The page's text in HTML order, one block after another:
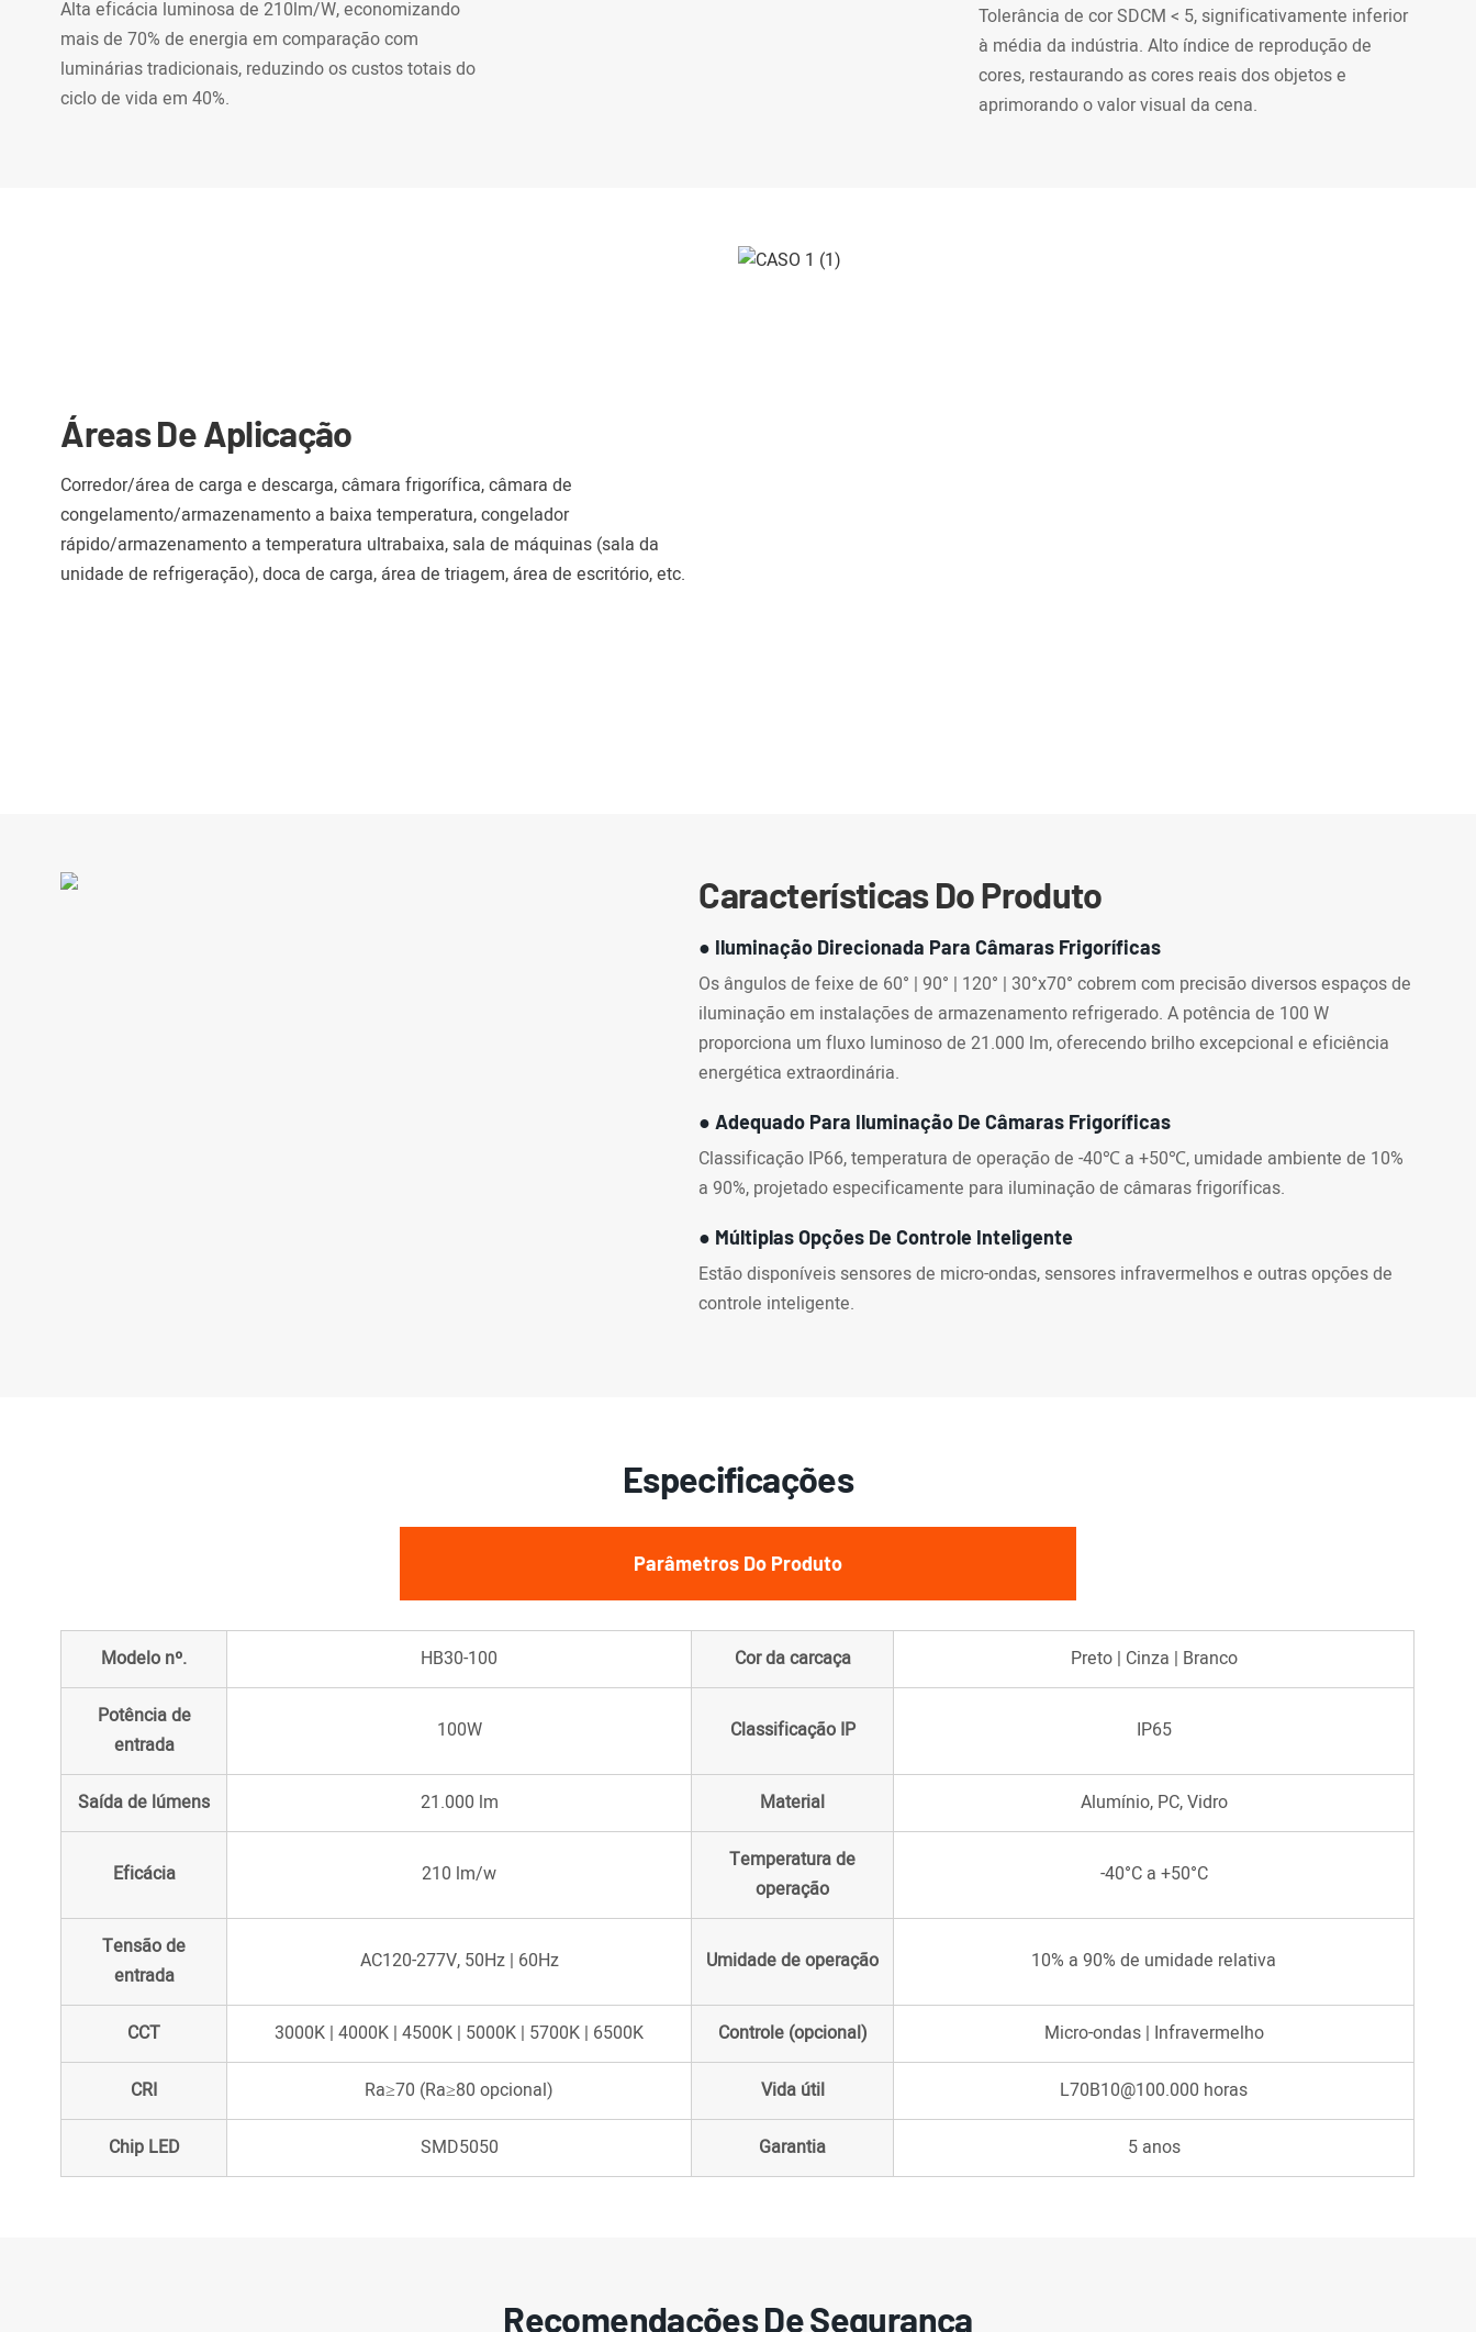
Alta eficácia luminosa de 210lm/W, economizando
mais de 70% de energia em comparação com
luminárias tradicionais, reduzindo os custos totais do
ciclo de vida em 40%.
Tolerância de cor SDCM < 5, significativamente inferior
à média da indústria. Alto índice de reprodução de
cores, restaurando as cores reais dos objetos e
aprimorando o valor visual da cena.
Áreas De Aplicação
Corredor/área de carga e descarga, câmara frigorífica, câmara de
congelamento/armazenamento a baixa temperatura, congelador
rápido/armazenamento a temperatura ultrabaixa, sala de máquinas (sala da
unidade de refrigeração), doca de carga, área de triagem, área de escritório, etc.
Características Do Produto
● Iluminação Direcionada Para Câmaras Frigoríficas
Os ângulos de feixe de 60° | 90° | 120° | 30°x70° cobrem com precisão diversos espaços de
iluminação em instalações de armazenamento refrigerado. A potência de 100 W
proporciona um fluxo luminoso de 21.000 lm, oferecendo brilho excepcional e eficiência
energética extraordinária.
● Adequado Para Iluminação De Câmaras Frigoríficas
Classificação IP66, temperatura de operação de -40℃ a +50℃, umidade ambiente de 10%
a 90%, projetado especificamente para iluminação de câmaras frigoríficas.
● Múltiplas Opções De Controle Inteligente
Estão disponíveis sensores de micro-ondas, sensores infravermelhos e outras opções de
controle inteligente.
Especificações
Parâmetros Do Produto
Modelo nº. HB30-100 Cor da carcaça Preto | Cinza | Branco
Potência de
entrada
100W Classificação IP IP65
Saída de lúmens 21.000 lm Material Alumínio, PC, Vidro
Eficácia 210 lm/w
Temperatura de
operação
-40°C a +50°C
Tensão de
entrada
AC120-277V, 50Hz | 60Hz Umidade de operação 10% a 90% de umidade relativa
CCT 3000K | 4000K | 4500K | 5000K | 5700K | 6500K Controle (opcional) Micro-ondas | Infravermelho
CRI Ra≥70 (Ra≥80 opcional) Vida útil L70B10@100.000 horas
Chip LED SMD5050 Garantia 5 anos
Recomendações De Segurança